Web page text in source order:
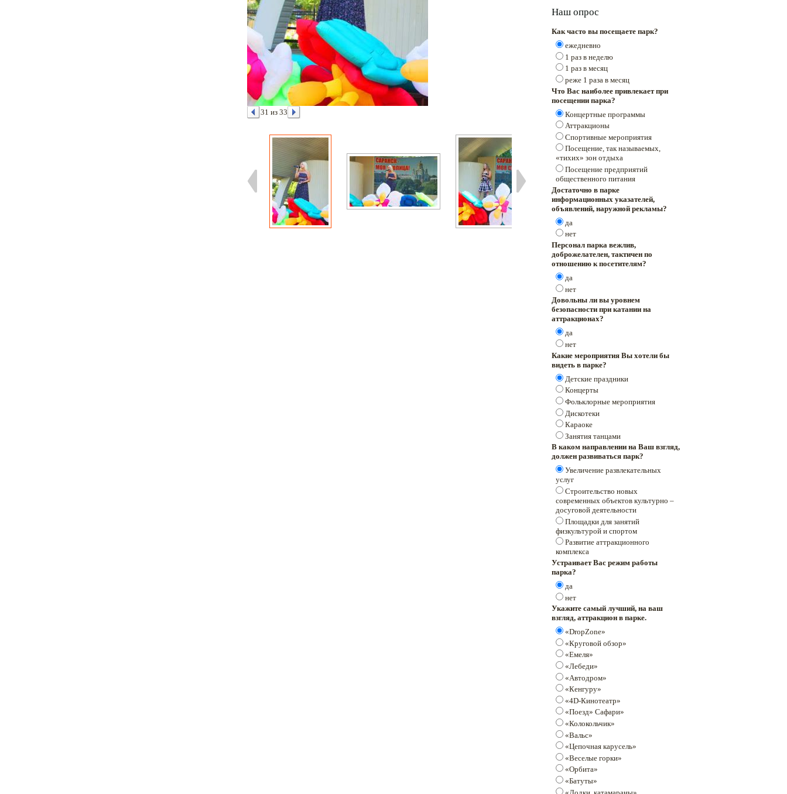
31 из 33
Наш опрос
Как часто вы посещаете парк?
ежедневно
1 раз в неделю
1 раз в месяц
реже 1 раза в месяц
Что Вас наиболее привлекает при
посещении парка?
Концертные программы
Аттракционы
Спортивные мероприятия
Посещение, так называемых,
«тихих» зон отдыха
Посещение предприятий
общественного питания
Достаточно в парке
информационных указателей,
объявлений, наружной рекламы?
да
нет
Персонал парка вежлив,
доброжелателен, тактичен по
отношению к посетителям?
да
нет
Довольны ли вы уровнем
безопасности при катании на
аттракционах?
да
нет
Какие мероприятия Вы хотели бы
видеть в парке?
Детские праздники
Концерты
Фольклорные мероприятия
Дискотеки
Караоке
Занятия танцами
В каком направлении на Ваш взгляд,
должен развиваться парк?
Увеличение развлекательных
услуг
Строительство новых
современных объектов культурно –
досуговой деятельности
Площадки для занятий
физкультурой и спортом
Развитие аттракционного
комплекса
Устраивает Вас режим работы
парка?
да
нет
Укажите самый лучший, на ваш
взгляд, аттракцион в парке.
«DropZone»
«Круговой обзор»
«Емеля»
«Лебеди»
«Автодром»
«Кенгуру»
«4D-Кинотеатр»
«Поезд» Сафари»
«Колокольчик»
«Вальс»
«Цепочная карусель»
«Веселые горки»
«Орбита»
«Батуты»